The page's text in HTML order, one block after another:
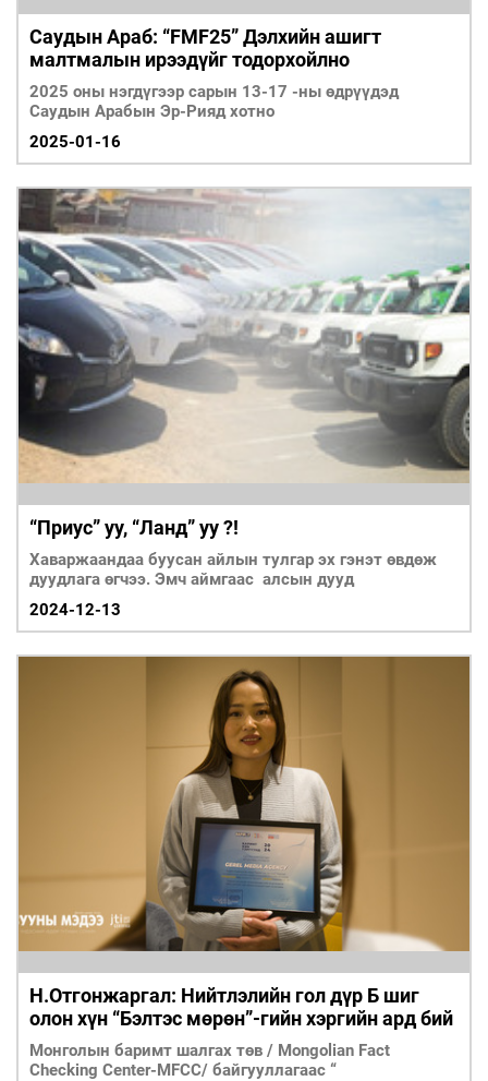
Саудын Араб: “FMF25” Дэлхийн ашигт
малтмалын ирээдүйг тодорхойлно
2025 оны нэгдүгээр сарын 13-17 -ны өдрүүдэд
Саудын Арабын Эр-Рияд хотно
2025-01-16
“Приус” уу, “Ланд” уу ?!
Хаваржаандаа буусан айлын тулгар эх гэнэт өвдөж
дуудлага өгчээ. Эмч аймгаас алсын дууд
2024-12-13
Н.Отгонжаргал: Нийтлэлийн гол дүр Б шиг
олон хүн “Бэлтэс мөрөн”-гийн хэргийн ард бий
Монголын баримт шалгах төв / Mongolian Fact
Checking Center-MFCC/ байгууллагаас “